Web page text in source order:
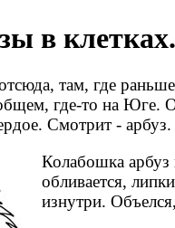
в клетках.
там, где
где-то на Юге.
Смотрит -
Колабошка арбуз
обливается,
изнутри.